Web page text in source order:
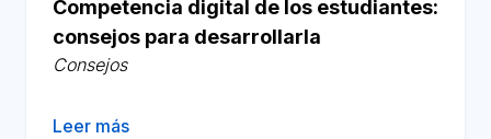
Competencia digital de los estudiantes:
consejos para desarrollarla
Consejos
Leer más